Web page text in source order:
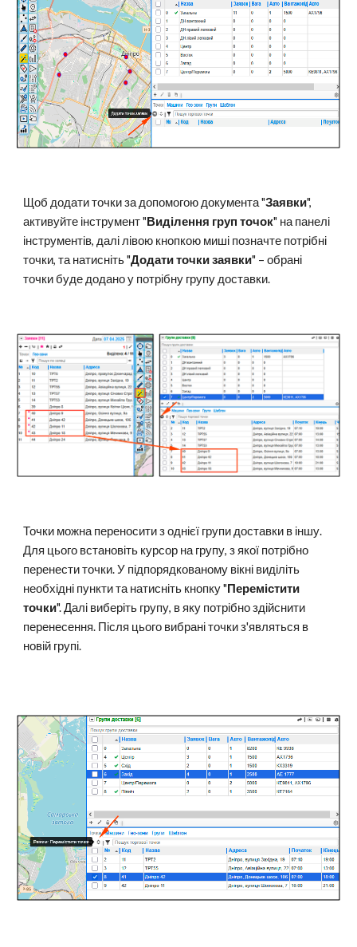
Щоб додати точки за допомогою документа "Заявки",
активуйте інструмент "Виділення груп точок" на панелі
інструментів, далі лівою кнопкою миші позначте потрібні
точки, та натисніть "Додати точки заявки" – обрані
точки буде додано у потрібну групу доставки.
Точки можна переносити з однієї групи доставки в іншу.
Для цього встановіть курсор на групу, з якої потрібно
перенести точки. У підпорядкованому вікні виділіть
необхідні пункти та натисніть кнопку "Перемістити
точки". Далі виберіть групу, в яку потрібно здійснити
перенесення. Після цього вибрані точки з'являться в
новій групі.